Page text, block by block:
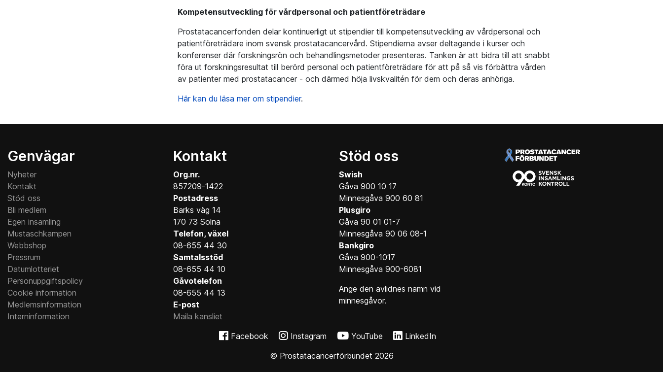
Kompetensutveckling för vårdpersonal och patientföreträdare
Prostatacancerfonden delar kontinuerligt ut stipendier till kompetensutveckling av vårdpersonal och
patientföreträdare inom svensk prostatacancervård. Stipendierna avser deltagande i kurser och
konferenser där forskningsrön och behandlingsmetoder presenteras. Tanken är att bidra till att snabbt
föra ut forskningsresultat till berörd personal och patientföreträdare för att på så vis förbättra vården
av patienter med prostatacancer - och därmed höja livskvalitén för dem och deras anhöriga.
Här kan du läsa mer om stipendier.
Genvägar
Nyheter
Kontakt
Stöd oss
Bli medlem
Egen insamling
Mustaschkampen
Webbshop
Pressrum
Datumlotteriet
Personuppgiftspolicy
Cookie information
Medlemsinformation
Interninformation
Kontakt
Org.nr.
857209-1422
Postadress
Barks väg 14
170 73 Solna
Telefon, växel
08-655 44 30
Samtalsstöd
08-655 44 10
Gåvotelefon
08-655 44 13
E-post
Maila kansliet
Stöd oss
Swish
Gåva 900 10 17
Minnesgåva 900 60 81
Plusgiro
Gåva 90 01 01-7
Minnesgåva 90 06 08-1
Bankgiro
Gåva 900-1017
Minnesgåva 900-6081
Ange den avlidnes namn vid
minnesgåvor.
Facebook Instagram YouTube
LinkedIn
© Prostatacancerförbundet 2026